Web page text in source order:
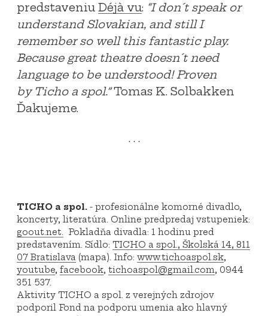
predstaveniu Déjà vu: “I don´t speak or
understand Slovakian, and still I
remember so well this fantastic play.
Because great theatre doesn´t need
language to be understood! Proven
by Ticho a spol.”Tomas K. Solbakken
Ďakujeme.
TICHO a spol. - profesionálne komorné divadlo,
koncerty, literatúra. Online predpredaj vstupeniek:
goout.net. Pokladňa divadla: 1 hodinu pred
predstavením. Sídlo: TICHO a spol., Školská 14, 811
07 Bratislava (mapa). Info: www.tichoaspol.sk,
youtube, facebook, tichoaspol@gmail.com, 0944
351 537.
Aktivity TICHO a spol. z verejných zdrojov
podporil Fond na podporu umenia ako hlavný